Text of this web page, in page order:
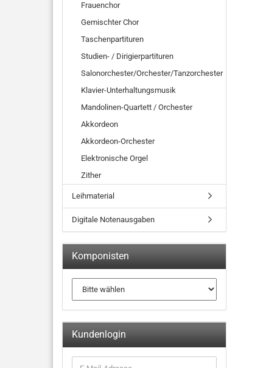
Frauenchor
Gemischter Chor
Taschenpartituren
Studien- / Dirigierpartituren
Salonorchester/Orchester/Tanzorchester
Klavier-Unterhaltungsmusik
Mandolinen-Quartett / Orchester
Akkordeon
Akkordeon-Orchester
Elektronische Orgel
Zither
Leihmaterial
Digitale Notenausgaben
Komponisten
Kundenlogin